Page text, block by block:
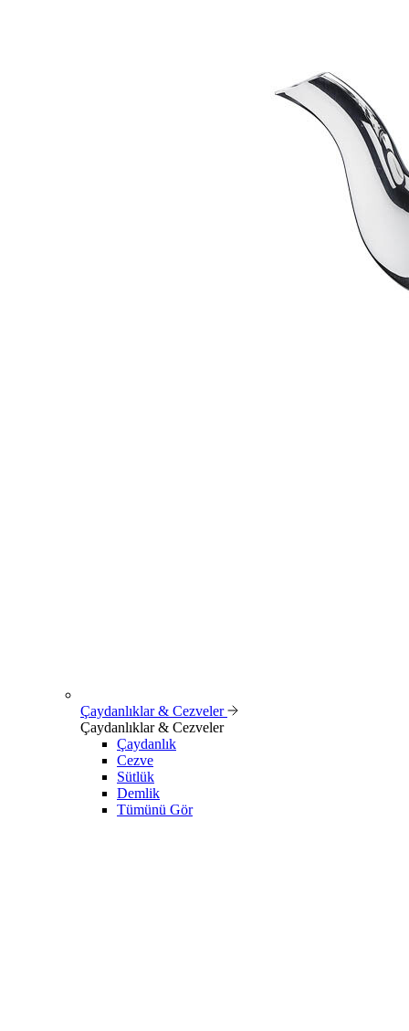
Çaydanlıklar & Cezveler
Çaydanlıklar & Cezveler
Çaydanlık
Cezve
Sütlük
Demlik
Tümünü Gör